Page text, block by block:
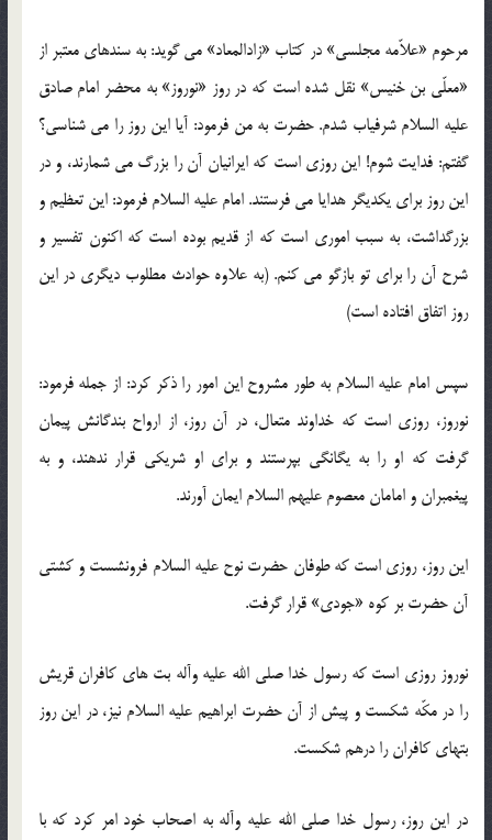
مرحوم «علاّمه مجلسی» در کتاب «زادالمعاد» می گوید: به سندهای معتبر از
«معلّی بن خنیس» نقل شده است که در روز «نوروز» به محضر امام صادق
علیه السلام شرفیاب شدم. حضرت به من فرمود: آیا این روز را می شناسی؟
گفتم: فدایت شوم! این روزی است که ایرانیان آن را بزرگ می شمارند، و در
این روز برای یکدیگر هدایا می فرستند. امام علیه السلام فرمود: این تعظیم و
بزرگداشت، به سبب اموری است که از قدیم بوده است که اکنون تفسیر و
شرح آن را برای تو بازگو می کنم. (به علاوه حوادث مطلوب دیگری در این
روز اتفاق افتاده است)
سپس امام علیه السلام به طور مشروح این امور را ذکر کرد: از جمله فرمود:
نوروز، روزی است که خداوند متعال، در آن روز، از ارواح بندگانش پیمان
گرفت که او را به یگانگی بپرستند و برای او شریکی قرار ندهند، و به
پیغمبران و امامان معصوم علیهم السلام ایمان آورند.
این روز، روزی است که طوفان حضرت نوح علیه السلام فرونشست و کشتی
آن حضرت بر کوه «جودی» قرار گرفت.
نوروز روزی است که رسول خدا صلی الله علیه وآله بت های کافران قریش
را در مکّه شکست و پیش از آن حضرت ابراهیم علیه السلام نیز، در این روز
بتهای کافران را درهم شکست.
در این روز، رسول خدا صلی الله علیه وآله به اصحاب خود امر کرد که با